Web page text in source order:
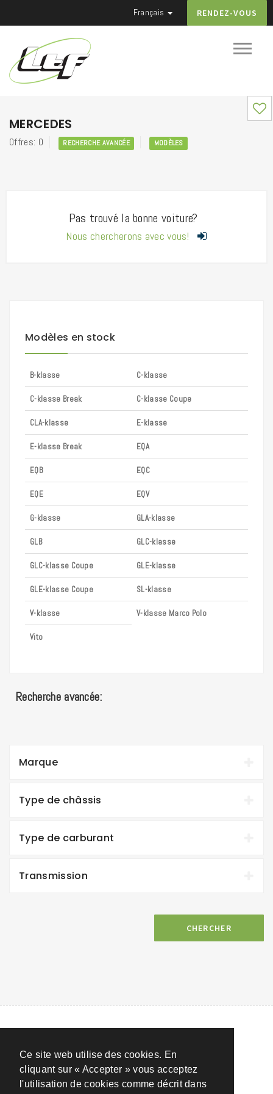
Ce site web utilise des cookies. En
cliquant sur « Accepter » vous acceptez
l'utilisation de cookies comme décrit dans
Français RENDEZ-VOUS
MERCEDES
Offres: 0 RECHERCHE AVANCÉE MODÈLES
Pas trouvé la bonne voiture?
Nous chercherons avec vous!
Modèles en stock
B-klasse C-klasse
C-klasse Break C-klasse Coupe
CLA-klasse E-klasse
E-klasse Break EQA
EQB EQC
EQE EQV
G-klasse GLA-klasse
GLB GLC-klasse
GLC-klasse Coupe GLE-klasse
GLE-klasse Coupe SL-klasse
V-klasse V-klasse Marco Polo
Vito
Recherche avancée:
Marque
Type de châssis
Type de carburant
Transmission
CHERCHER